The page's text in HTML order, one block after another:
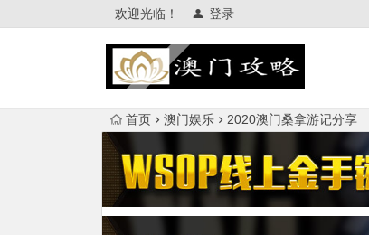
欢迎光临！ 登录
首页 澳门娱乐 2020澳门桑拿游记分享